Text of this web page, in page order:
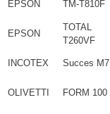
EPSON TM-T810F
EPSON
TOTAL
T260VF
INCOTEX Succes M7
OLIVETTI FORM 100